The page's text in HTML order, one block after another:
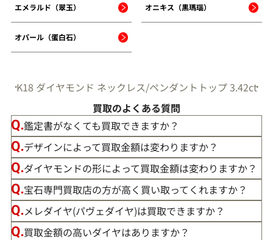
エメラルド（翠玉） オニキス（黒瑪瑙）
オパール（蛋白石）
K18 ダイヤモンド ネックレス/ペンダントトップ 3.42ct
買取のよくある質問
鑑定書がなくても買取できますか？
デザインによって買取金額は変わりますか？
ダイヤモンドの形によって買取金額は変わりますか？
宝石専門買取店の方が高く買い取ってくれますか？
メレダイヤ(パヴェダイヤ)は買取できますか？
買取金額の高いダイヤはありますか？